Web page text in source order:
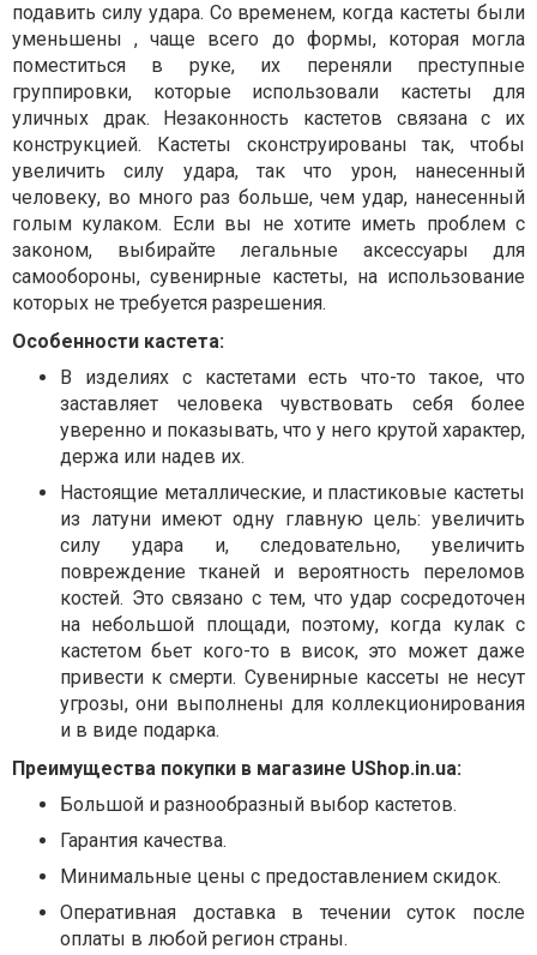
подавить силу удара. Со временем, когда кастеты были
уменьшены , чаще всего до формы, которая могла
поместиться в руке, их переняли преступные
группировки, которые использовали кастеты для
уличных драк.
Незаконность кастетов связана с их
конструкцией. Кастеты сконструированы так, чтобы
увеличить силу удара, так что урон, нанесенный
человеку, во много раз больше, чем удар, нанесенный
голым кулаком.
Если вы не хотите иметь проблем с
законом, выбирайте легальные аксессуары для
самообороны, сувенирные кастеты, на использование
которых не требуется разрешения.
Особенности кастета:
В изделиях с кастетами есть что-то такое, что
заставляет человека чувствовать себя более
уверенно и показывать, что у него крутой характер,
держа или надев их.
Настоящие металлические, и пластиковые кастеты
из латуни имеют одну главную цель: увеличить
силу удара и, следовательно, увеличить
повреждение тканей и вероятность переломов
костей. Это связано с тем, что удар сосредоточен
на небольшой площади, поэтому, когда кулак с
кастетом бьет кого-то в висок, это может даже
привести к смерти. Сувенирные кассеты не несут
угрозы, они выполнены для коллекционирования
и в виде подарка.
Преимущества покупки в магазине UShop.in.ua:
Большой и разнообразный выбор кастетов.
Гарантия качества.
Минимальные цены с предоставлением скидок.
Оперативная доставка в течении суток после
оплаты в любой регион страны.